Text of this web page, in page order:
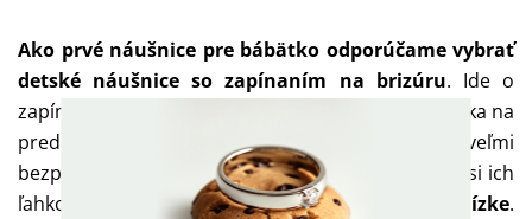
Ako prvé náušnice pre bábätko odporúčame vybrať
detské náušnice so zapínaním na brizúru. Ide o
zapínanie spredu. Brizúrka/háčik sa zasunie do očka na
prednej strane náušnice. Zapínanie na brizúru je veľmi
bezpečné a praktické, dobre sa nasadzuje a dieťa si ich
ľahko nerozopne, riziko straty je teda veľmi nízke.